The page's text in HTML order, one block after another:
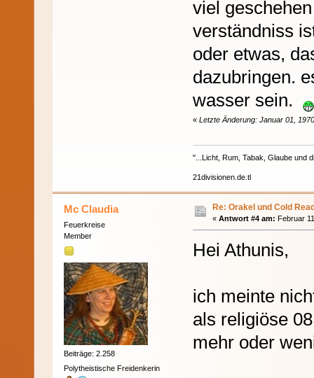
viel
verständniss
oder etwas,
dazubringen.
wasser sein.
« Letzte Änderung: Januar 01,
"...Licht, Rum, Tabak, Glaube und
21divisionen.de.tl
Mc Claudia
Feuerkreise
Member
Beiträge: 2.258
Polytheistische Freidenkerin
Re: Orakel und Cold
« Antwort #4 am: Februar
Hei Athunis,
ich meinte
als religiöse
mehr oder